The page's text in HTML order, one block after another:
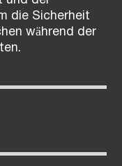
die Sicherheit
während der